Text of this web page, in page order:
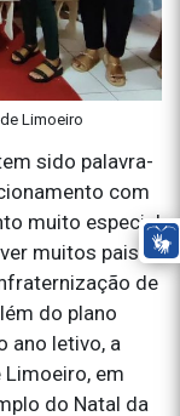
Limoeiro
sido palavra-
com
muito especial
muitos pais
de
do plano
ano letivo, a
Limoeiro, em
do Natal da